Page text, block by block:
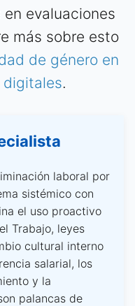
evaluaciones
más sobre esto
de género en
digitales.
laboral por
sistémico con
el uso proactivo
Trabajo, leyes
cultural interno
salarial, los
y la
palancas de